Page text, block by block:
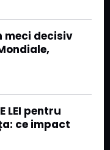
meci decisiv
LEI pentru
ce impact